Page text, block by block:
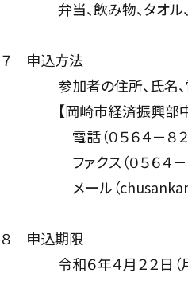
弁当、飲み物、タオル
７ 申込方法
参加者の住所、氏名、電
【岡崎市経済振興部中
電話（０５６４－８２－
ファクス（０５６４－８
メール（
８ 申込期限
令和６年４月２２日（月